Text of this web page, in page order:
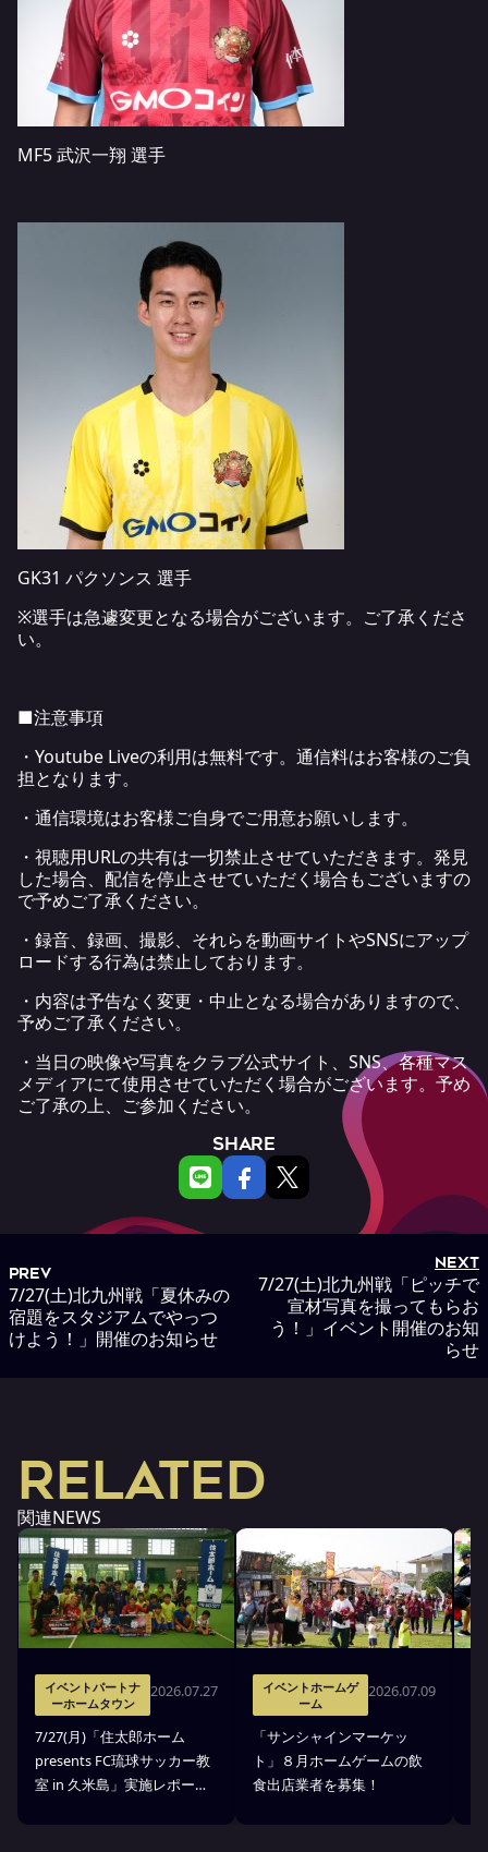
MF5 武沢一翔 選手
GK31 パクソンス 選手
※選手は急遽変更となる場合がございます。ご了承くださ
い。
■注意事項
・Youtube Liveの利用は無料です。通信料はお客様のご負
担となります。
・通信環境はお客様ご自身でご用意お願いします。
・視聴用URLの共有は一切禁止させていただきます。発見
した場合、配信を停止させていただく場合もございますの
で予めご了承ください。
・録音、録画、撮影、それらを動画サイトやSNSにアップ
ロードする行為は禁止しております。
・内容は予告なく変更・中止となる場合がありますので、
予めご了承ください。
・当日の映像や写真をクラブ公式サイト、SNS、各種マス
メディアにて使用させていただく場合がございます。予め
ご了承の上、ご参加ください。
SHARE
PREV
7/27(土)北九州戦「夏休みの
宿題をスタジアムでやっつ
けよう！」開催のお知らせ
NEXT
7/27(土)北九州戦「ピッチで
宣材写真を撮ってもらお
う！」イベント開催のお知
らせ
RELATED
関連NEWS
イベントパートナ
ーホームタウン
2026.07.27
7/27(月)「住太郎ホーム
presents FC琉球サッカー教
室 in 久米島」実施レポー
イベントホームゲ
ーム
2026.07.09
「サンシャインマーケッ
ト」８月ホームゲームの飲
食出店業者を募集！